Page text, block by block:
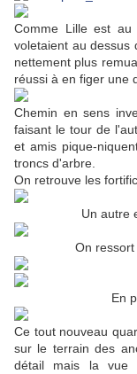
Comme Lille est
voletaient au dessus
nettement plus
réussi à en figer une
Chemin en sens
faisant le tour de
et amis pique-
troncs d'arbre.
On retrouve les
Un autre
On
En
Ce tout nouveau
sur le terrain des
détail mais la vue